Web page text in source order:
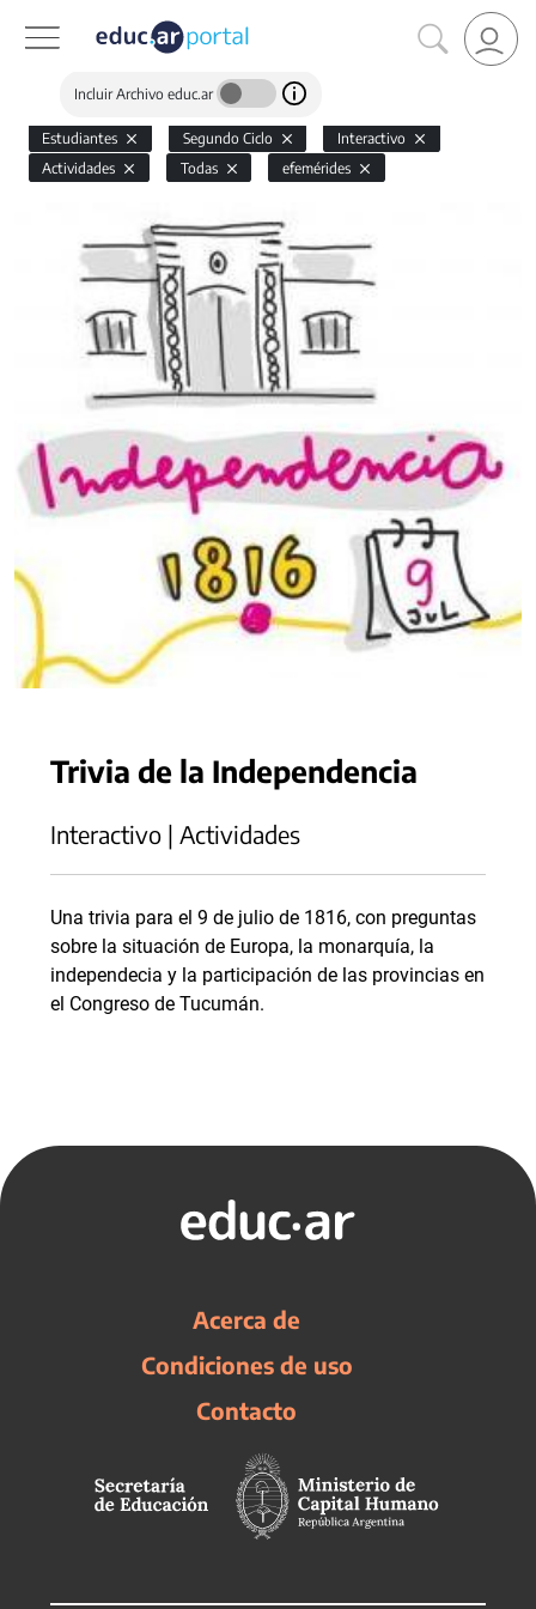
Incluir Archivo educ.ar
Estudiantes Segundo Ciclo
Interactivo
Actividades
Todas efemérides
Trivia de la Independencia
Interactivo | Actividades
Una trivia para el 9 de julio de 1816, con preguntas
sobre la situación de Europa, la monarquía, la
independecia y la participación de las provincias en
el Congreso de Tucumán.
Acerca de
Condiciones de uso
Contacto